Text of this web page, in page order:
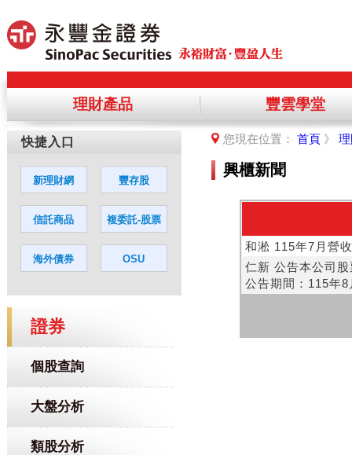
理財產品 豐雲學堂
證券
個股查詢
大盤分析
類股分析
您現在位置： 首頁 》
興櫃新聞
您若同意繼續進入該網站，請點選